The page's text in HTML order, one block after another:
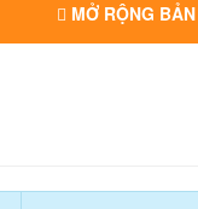
MỞ RỘNG